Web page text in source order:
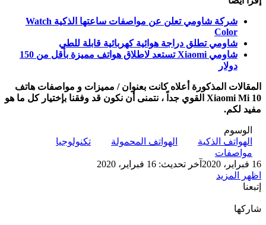
شركة شاومي تعلن عن مواصفات ساعتها الذكية Watch
Color
شاومي تطلق دراجة هوائية كهربائية قابلة للطي
شاومي Xiaomi تستعد لاطلاق هواتف مميزة بأقل من 150
دولار
المقالات المذكورة أعلاه كانت بعنوان / مميزات و مواصفات هاتف
Xiaomi Mi 10 القوي جداً ، نتمنى أن نكون قد وفقنا بإختيار كل ما هو
مفيد لكم.
الوسوم
الهواتف الذكية
الهواتف المحمولة
تكنولوجيا
مواصفات
16 فبراير، 2020
آخر تحديث: 16 فبراير، 2020
اظهر المزيد
إتبعنا
شاركها